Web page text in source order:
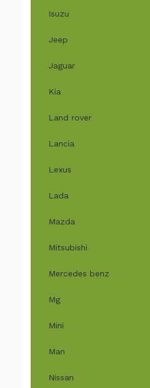
Isuzu
Jeep
Jaguar
Kia
Land rover
Lancia
Lexus
Lada
Mazda
Mitsubishi
Mercedes benz
Mg
Mini
Man
Nissan